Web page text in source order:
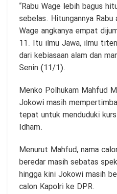
“Rabu Wage lebih bagus
sebelas. Hitungannya Rabu
Wage angkanya empat
11. Itu ilmu Jawa, ilmu
dari kebiasaan alam dan
Senin (11/1).
Menko Polhukam Mahfud
Jokowi masih
tepat untuk menduduki
Idham.
Menurut Mahfud, nama
beredar masih sebatas
hingga kini Jokowi masih
calon Kapolri ke DPR.